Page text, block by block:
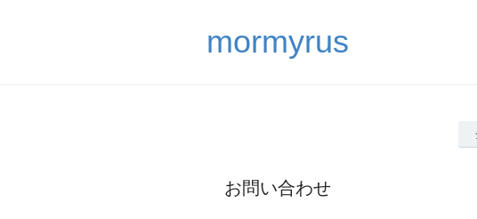
mormyrus
お問い合わせ